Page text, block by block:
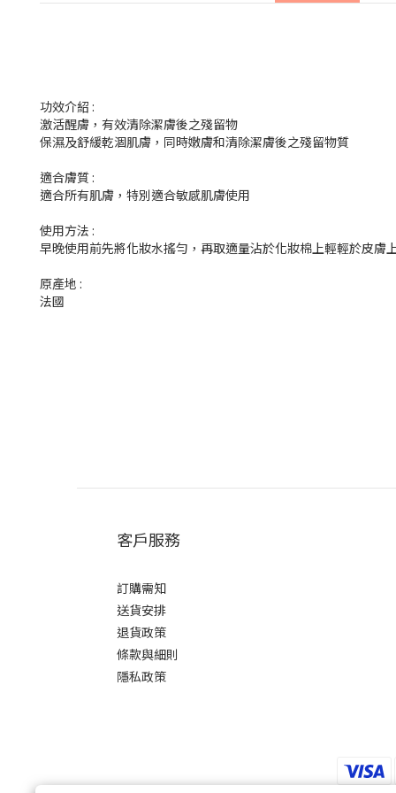
功效介紹 :
激活醒膚，有效清除潔膚後之殘留物
保濕及舒緩乾涸肌膚，同時嫩膚和清除潔膚後之殘留物質
適合膚質 :
適合所有肌膚，特別適合敏感肌膚使用
使用方法 :
早晚使用前先將化妝水搖勻，再取適量沾於化妝棉上輕輕於皮膚
原產地 :
法國
客戶服務
訂購需知
送貨安排
退貨政策
條款與細則
隱私政策